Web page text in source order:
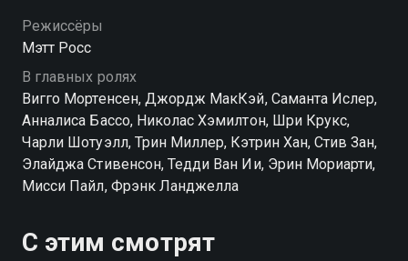
Режиссёры
Мэтт Росс
В главных ролях
Вигго Мортенсен, Джордж МакКэй, Саманта Ислер,
Анналиса Бассо, Николас Хэмилтон, Шри Крукс,
Чарли Шотуэлл, Трин Миллер, Кэтрин Хан, Стив Зан,
Элайджа Стивенсон, Тедди Ван Ии, Эрин Мориарти,
Мисси Пайл, Фрэнк Ланджелла
С этим смотрят